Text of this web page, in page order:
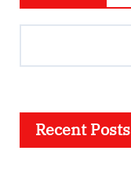
Recent Posts